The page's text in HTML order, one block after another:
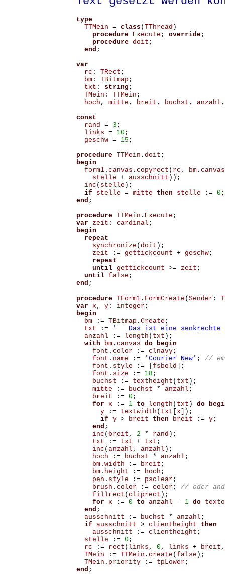
type
TTMein = class ( TThread )
procedure
Execute ; override;
procedure doit ;
end ;
var
rc : TRect ;
bm: TBitmap ;
txt : string ;
TMein : TTMein ;
hoch , mitte , breit , buchst , anzahl ,
const
rand = 3 ;
links = 10 ;
geschw = 15 ;
procedure TTMein . doit ;
begin
form1. canvas . copyrect ( rc , bm. canvas
stelle + ausschnitt ));
inc ( stelle );
if
stelle = mitte then stelle := 0 ;
end ;
procedure TTMein . Execute ;
var
zeit : cardinal ;
begin
repeat
synchronize ( doit );
zeit
:= gettickcount + geschw;
repeat
until
gettickcount >= zeit ;
until false ;
end ;
procedure TForm1. FormCreate ( Sender :
var x , y: integer ;
begin
bm
:= TBitmap . Create ;
txt
:=
'   Das ist eine
anzahl
:= length ( txt );
with
bm. canvas do begin
font . color := clnavy;
font . name := 'Courier New' ;
font . style := fsbold ];
font . size := 18 ;
buchst
:= textheight ( txt );
mitte
:= buchst * anzahl ;
breit
:= 0 ;
for x := 1 to length ( txt ) do
y
:= textwidth ( txt x ]);
if y > breit then breit := y;
end ;
inc ( breit , 2 * rand );
txt
:= txt + txt ;
inc ( anzahl , anzahl );
hoch
:= buchst * anzahl ;
bm. width := breit ;
bm. height := hoch ;
pen . style := psclear ;
brush . color := color ;
fillrect ( cliprect );
for x := 0 to anzahl - 1 do
end ;
ausschnitt
:= buchst * anzahl ;
if ausschnitt > clientheight
then
ausschnitt
:= clientheight ;
stelle
:= 0 ;
rc
:= rect ( links , 0 , links + breit ,
TMein
:= TTMein . create ( false );
TMein . priority := tpLower ;
end ;